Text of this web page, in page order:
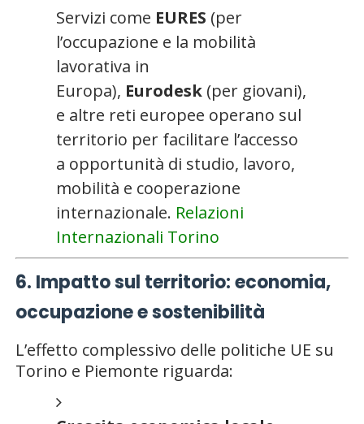
Servizi come EURES (per
l’occupazione e la mobilità
lavorativa in
Europa), Eurodesk (per giovani),
e altre reti europee operano sul
territorio per facilitare l’accesso
a opportunità di studio, lavoro,
mobilità e cooperazione
internazionale. Relazioni
Internazionali Torino
6. Impatto sul territorio: economia,
occupazione e sostenibilità
L’effetto complessivo delle politiche UE su
Torino e Piemonte riguarda: